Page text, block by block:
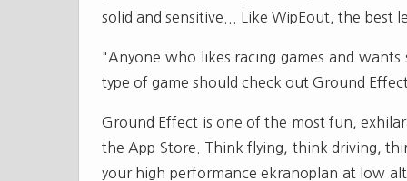
solid and sensitive... Like WipEout, the best
"Anyone who likes racing games and
type of game should check out Ground
Ground Effect is one of the most fun,
the App Store. Think flying, think driving,
your high performance ekranoplan at low